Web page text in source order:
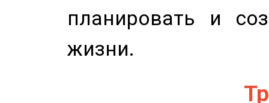
планировать и
жизни.